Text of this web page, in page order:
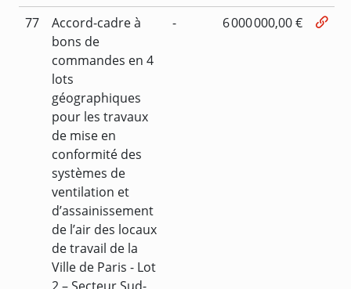
77
Accord-cadre à
bons de
commandes en 4
lots
géographiques
pour les travaux
de mise en
conformité des
systèmes de
ventilation et
d’assainissement
de l’air des locaux
de travail de la
Ville de Paris - Lot
- 6 000 000,00 €